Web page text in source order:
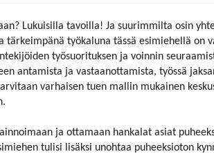
Lukuisilla tavoilla! Ja suurimmilta osin
tärkeimpänä työkaluna tässä esimiehellä on
työsuorituksen ja voinnin
antamista ja vastaanottamista, työssä
varhaisen tuen mallin mukainen
ja ottamaan hankalat asiat
tulisi lisäksi unohtaa puheeksioton